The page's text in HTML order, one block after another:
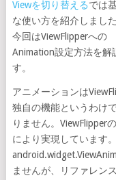
Viewを切り替えるでは
な使い方を紹介しました
今回はViewFlipperへの
Animation設定方法を解
す。
アニメーションは
独自の機能というわけ
りません。ViewFlipper
により実現しています。
ませんが、リファレン